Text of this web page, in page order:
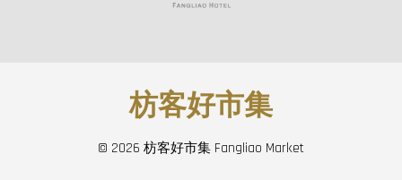
枋客好市集
© 2026 枋客好市集 Fangliao Market